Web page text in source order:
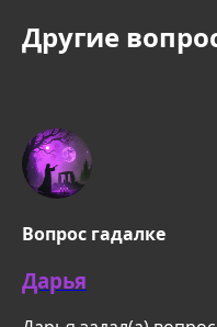
Другие
Вопрос гадалке
Дарья